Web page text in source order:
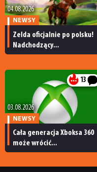
04.08.2026
NEWSY
Zelda oficjalnie po polsku!
Nadchodzący...
13
03.08.2026
NEWSY
Cała generacja Xboksa 360
może wrócić...